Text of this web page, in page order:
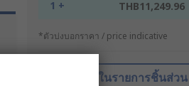
1 + THB11,249.96
*ตัวบ่งบอกราคา / price indicative
บันทึกในรายการชิ้นส่